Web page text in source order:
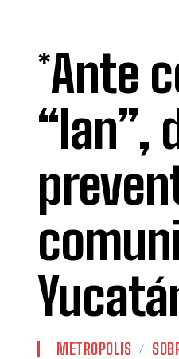
*Ante
“Ian”,
METROPOLIS